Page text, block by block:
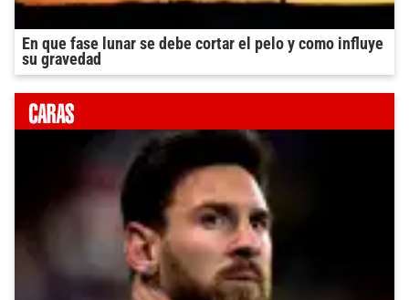
En que fase lunar se debe cortar el pelo y como influye
su gravedad